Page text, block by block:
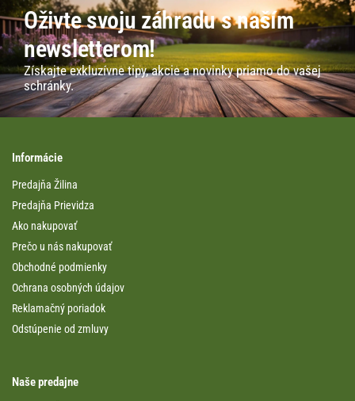
Oživte svoju záhradu s naším
newsletterom!
Získajte exkluzívne tipy, akcie a novinky priamo do vašej
schránky.
Informácie
Predajňa Žilina
Predajňa Prievidza
Ako nakupovať
Prečo u nás nakupovať
Obchodné podmienky
Ochrana osobných údajov
Reklamačný poriadok
Odstúpenie od zmluvy
Naše predajne